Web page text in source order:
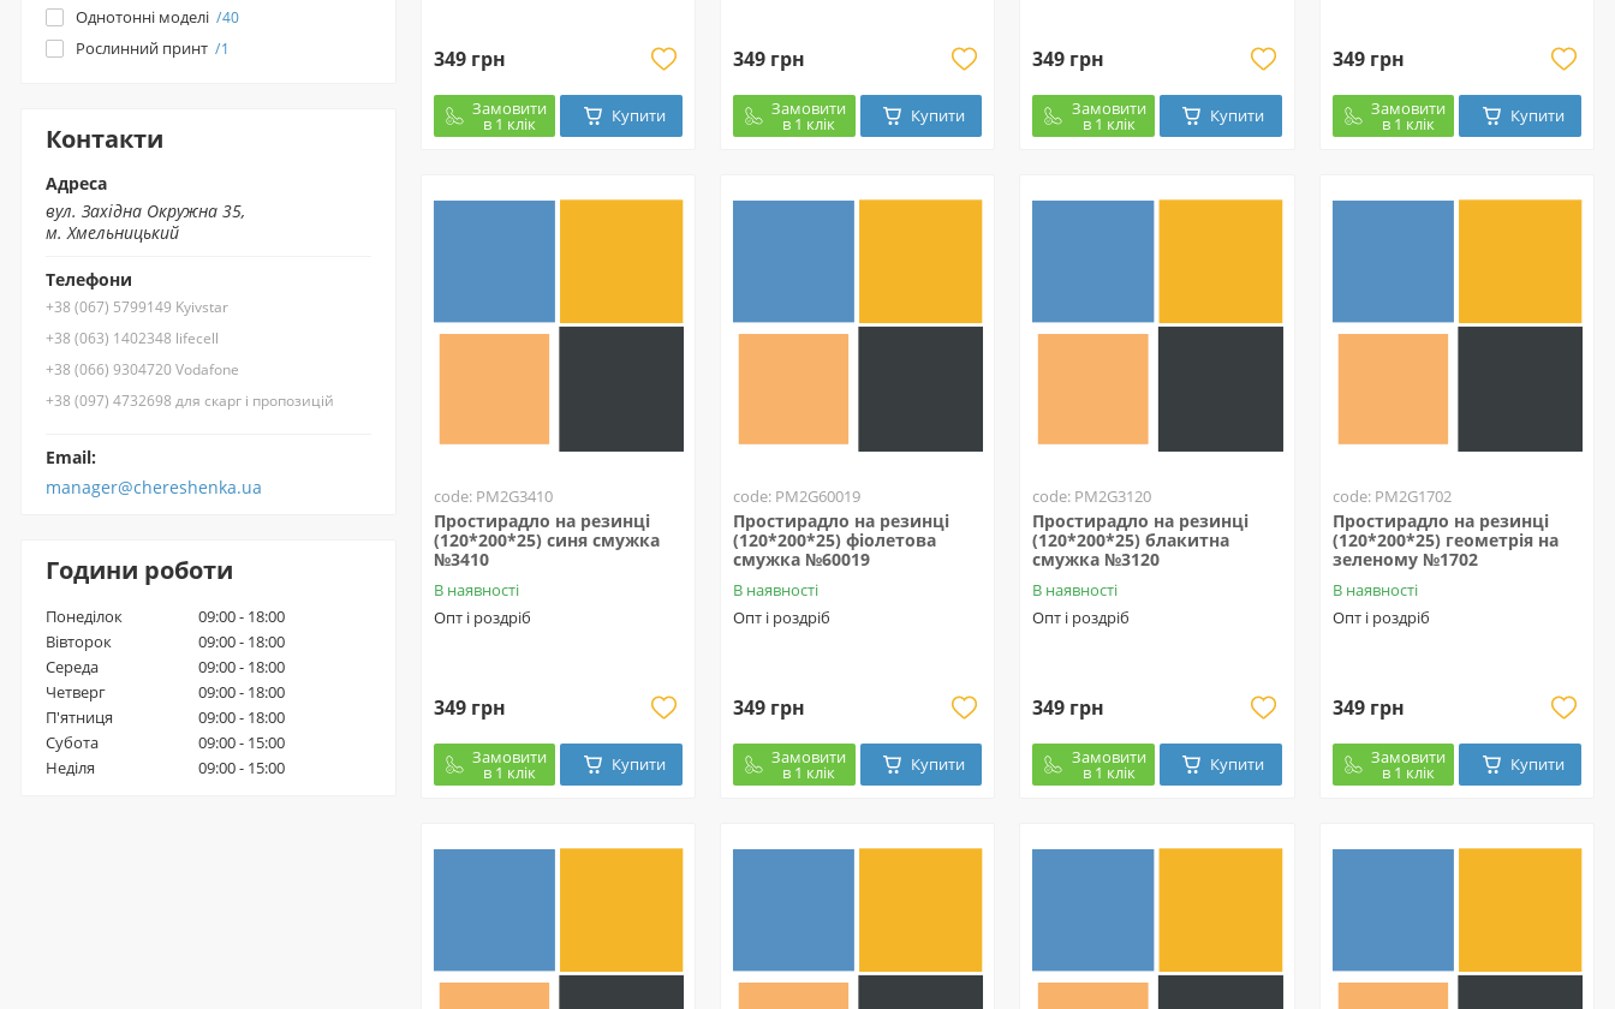
349 грн
Замовити
в 1 клік Купити
349 грн
Замовити
в 1 клік Купити
349 грн
Замовити
в 1 клік Купити
349 грн
Замовити
в 1 клік Купити
code: PM2G3410
Простирадло на резинці
(120*200*25) синя смужка
№3410
В наявності
Опт і роздріб
349 грн
Замовити
в 1 клік Купити
code: PM2G60019
Простирадло на резинці
(120*200*25) фіолетова
смужка №60019
В наявності
Опт і роздріб
349 грн
Замовити
в 1 клік Купити
code: PM2G3120
Простирадло на резинці
(120*200*25) блакитна
смужка №3120
В наявності
Опт і роздріб
349 грн
Замовити
в 1 клік Купити
code: PM2G1702
Простирадло на резинці
(120*200*25) геометрія на
зеленому №1702
В наявності
Опт і роздріб
349 грн
Замовити
в 1 клік Купити
Однотонні моделі 40
Рослинний принт 1
Контакти
Адреса
вул. Західна Окружна 35,
м. Хмельницький
Телефони
+38 (067) 5799149 Kyivstar
+38 (063) 1402348 lifecell
+38 (066) 9304720 Vodafone
+38 (097) 4732698 для скарг і пропозицій
Email:
manager@chereshenka.ua
Години роботи
Понеділок
09:00 - 18:00
Вівторок
09:00 - 18:00
Середа
09:00 - 18:00
Четверг
09:00 - 18:00
П'ятниця
09:00 - 18:00
Субота
09:00 - 15:00
Неділя
09:00 - 15:00